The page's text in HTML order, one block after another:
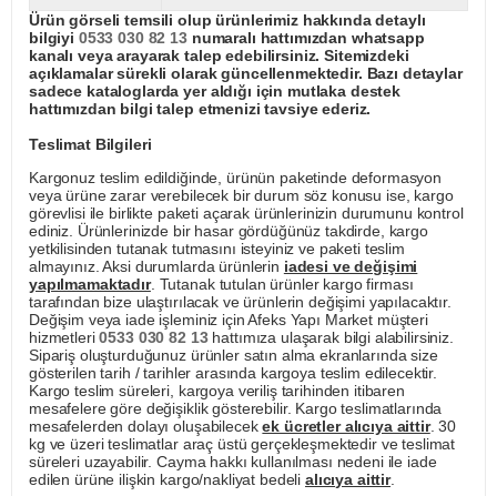
Ürün görseli temsili olup ürünlerimiz hakkında detaylı
bilgiyi 0533 030 82 13numaralı hattımızdan whatsapp
kanalı veya arayarak talep edebilirsiniz. Sitemizdeki
açıklamalar sürekli olarak güncellenmektedir. Bazı detaylar
sadece kataloglarda yer aldığı için mutlaka destek
hattımızdan bilgi talep etmenizi tavsiye ederiz.
Teslimat Bilgileri
Kargonuz teslim edildiğinde, ürünün paketinde deformasyon
veya ürüne zarar verebilecek bir durum söz konusu ise, kargo
görevlisi ile birlikte paketi açarak ürünlerinizin durumunu kontrol
ediniz. Ürünlerinizde bir hasar gördüğünüz takdirde, kargo
yetkilisinden tutanak tutmasını isteyiniz ve paketi teslim
almayınız. Aksi durumlarda ürünlerin iadesi ve değişimi
yapılmamaktadır. Tutanak tutulan ürünler kargo firması
tarafından bize ulaştırılacak ve ürünlerin değişimi yapılacaktır.
Değişim veya iade işleminiz için Afeks Yapı Market müşteri
hizmetleri0533 030 82 13hattımıza ulaşarak bilgi alabilirsiniz.
Sipariş oluşturduğunuz ürünler satın alma ekranlarında size
gösterilen tarih / tarihler arasında kargoya teslim edilecektir.
Kargo teslim süreleri, kargoya veriliş tarihinden itibaren
mesafelere göre değişiklik gösterebilir. Kargo teslimatlarında
mesafelerden dolayı oluşabilecekek ücretler alıcıya aittir. 30
kg ve üzeri teslimatlar araç üstü gerçekleşmektedir ve teslimat
süreleri uzayabilir. Cayma hakkı kullanılması nedeni ile iade
edilen ürüne ilişkin kargo/nakliyat bedeli alıcıya aittir.